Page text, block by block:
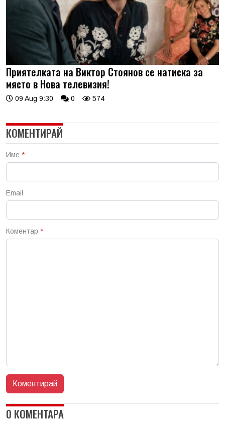
Приятелката на Виктор Стоянов се натиска за
място в Нова телевизия!
09 Aug 9:30 0 574
КОМЕНТИРАЙ
Име *
Email
Коментар *
0 КОМЕНТАРА